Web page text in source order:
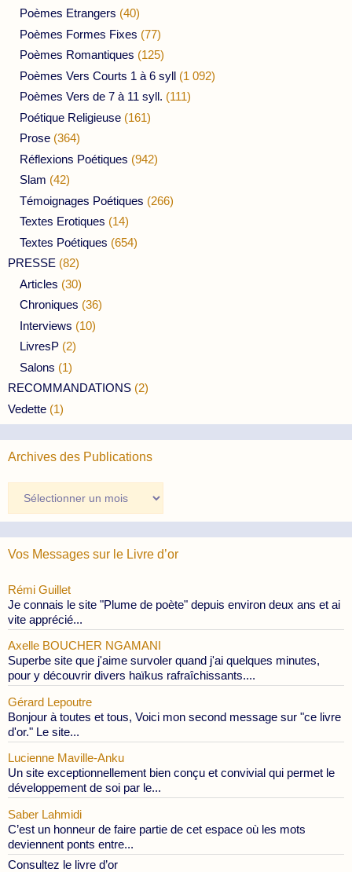
Poèmes Etrangers (40)
Poèmes Formes Fixes (77)
Poèmes Romantiques (125)
Poèmes Vers Courts 1 à 6 syll (1 092)
Poèmes Vers de 7 à 11 syll. (111)
Poétique Religieuse (161)
Prose (364)
Réflexions Poétiques (942)
Slam (42)
Témoignages Poétiques (266)
Textes Erotiques (14)
Textes Poétiques (654)
PRESSE (82)
Articles (30)
Chroniques (36)
Interviews (10)
LivresP (2)
Salons (1)
RECOMMANDATIONS (2)
Vedette (1)
Archives des Publications
des
Publications
Vos Messages sur le Livre d’or
Rémi Guillet
Je connais le site "Plume de poète" depuis environ deux ans et ai
vite apprécié...
Axelle BOUCHER NGAMANI
Superbe site que j'aime survoler quand j'ai quelques minutes,
pour y découvrir divers haïkus rafraîchissants....
Gérard Lepoutre
Bonjour à toutes et tous, Voici mon second message sur "ce livre
d'or." Le site...
Lucienne Maville-Anku
Un site exceptionnellement bien conçu et convivial qui permet le
développement de soi par le...
Saber Lahmidi
C’est un honneur de faire partie de cet espace où les mots
deviennent ponts entre...
Consultez le livre d’or